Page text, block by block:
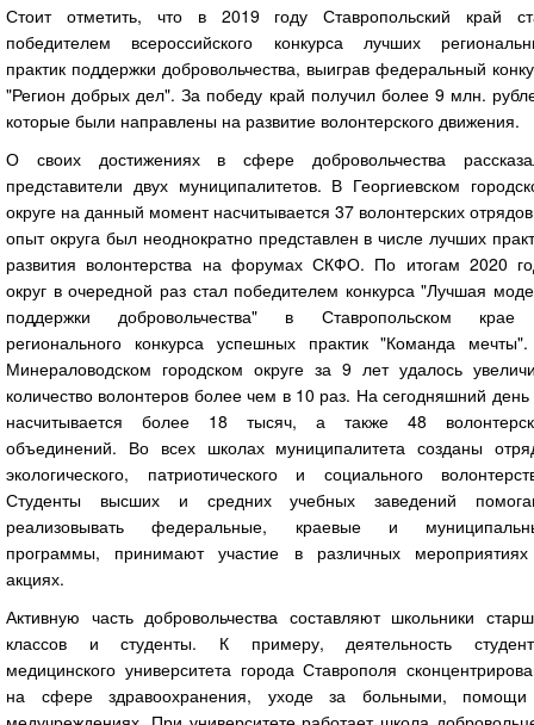
Стоит отметить, что в 2019 году Ставропольский край
победителем всероссийского конкурса лучших
практик поддержки добровольчества, выиграв федеральный
"Регион добрых дел". За победу край получил более 9 млн.
которые были направлены на развитие волонтерского движения.
О своих достижениях в сфере добровольчества
представители двух муниципалитетов. В Георгиевском
округе на данный момент насчитывается 37 волонтерских
опыт округа был неоднократно представлен в числе лучших
развития волонтерства на форумах СКФО. По итогам 2020
округ в очередной раз стал победителем конкурса "Лучшая
поддержки добровольчества" в Ставропольском
регионального конкурса успешных практик "Команда
Минераловодском городском округе за 9 лет удалось
количество волонтеров более чем в 10 раз. На сегодняшний день
насчитывается более 18 тысяч, а также 48
объединений. Во всех школах муниципалитета созданы
экологического, патриотического и социального
Студенты высших и средних учебных заведений
реализовывать федеральные, краевые и
программы, принимают участие в различных
акциях.
Активную часть добровольчества составляют школьники
классов и студенты. К примеру, деятельность
медицинского университета города Ставрополя
на сфере здравоохранения, уходе за больными,